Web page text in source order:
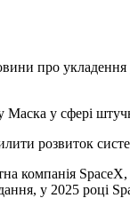
про
Маска у сфері
розвиток
компанія
у 2025 році